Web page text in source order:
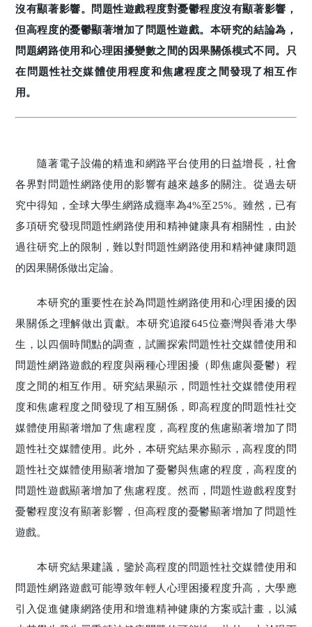
沒有顯著影響。問題性遊戲程度對憂鬱程度沒有顯著影響，
但高程度的憂鬱顯著增加了問題性遊戲。本研究的結論為，
問題網路使用和心理困擾變數之間的因果關係模式不同。只
在問題性社交媒體使用程度和焦慮程度之間發現了相互作
用。
隨著電子設備的精進和網路平台使用的日益增長，社會
各界對問題性網路使用的影響有越來越多的關注。從過去研
究中得知，全球大學生網路成癮率為4%至25%。雖然，已有
多項研究發現問題性網路使用和精神健康具有相關性，由於
過往研究上的限制，難以對問題性網路使用和精神健康問題
的因果關係做出定論。
本研究的重要性在於為問題性網路使用和心理困擾的因
果關係之理解做出貢獻。本研究追蹤645位臺灣與香港大學
生，以四個時間點的調查，試圖探索問題性社交媒體使用和
問題性網路遊戲的程度與兩種心理困擾（即焦慮與憂鬱）程
度之間的相互作用。研究結果顯示，問題性社交媒體使用程
度和焦慮程度之間發現了相互關係，即高程度的問題性社交
媒體使用顯著增加了焦慮程度，高程度的焦慮顯著增加了問
題性社交媒體使用。此外，本研究結果亦顯示，高程度的問
題性社交媒體使用顯著增加了憂鬱與焦慮的程度，高程度的
問題性遊戲顯著增加了焦慮程度。然而，問題性遊戲程度對
憂鬱程度沒有顯著影響，但高程度的憂鬱顯著增加了問題性
遊戲。
本研究結果建議，鑒於高程度的問題性社交媒體使用和
問題性網路遊戲可能導致年輕人心理困擾程度升高，大學應
引入促進健康網路使用和增進精神健康的方案或計畫，以減